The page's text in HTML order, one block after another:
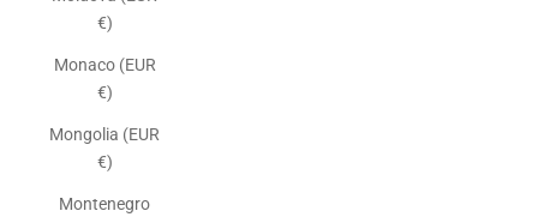
€)
Monaco (EUR
€)
Mongolia (EUR
€)
Montenegro